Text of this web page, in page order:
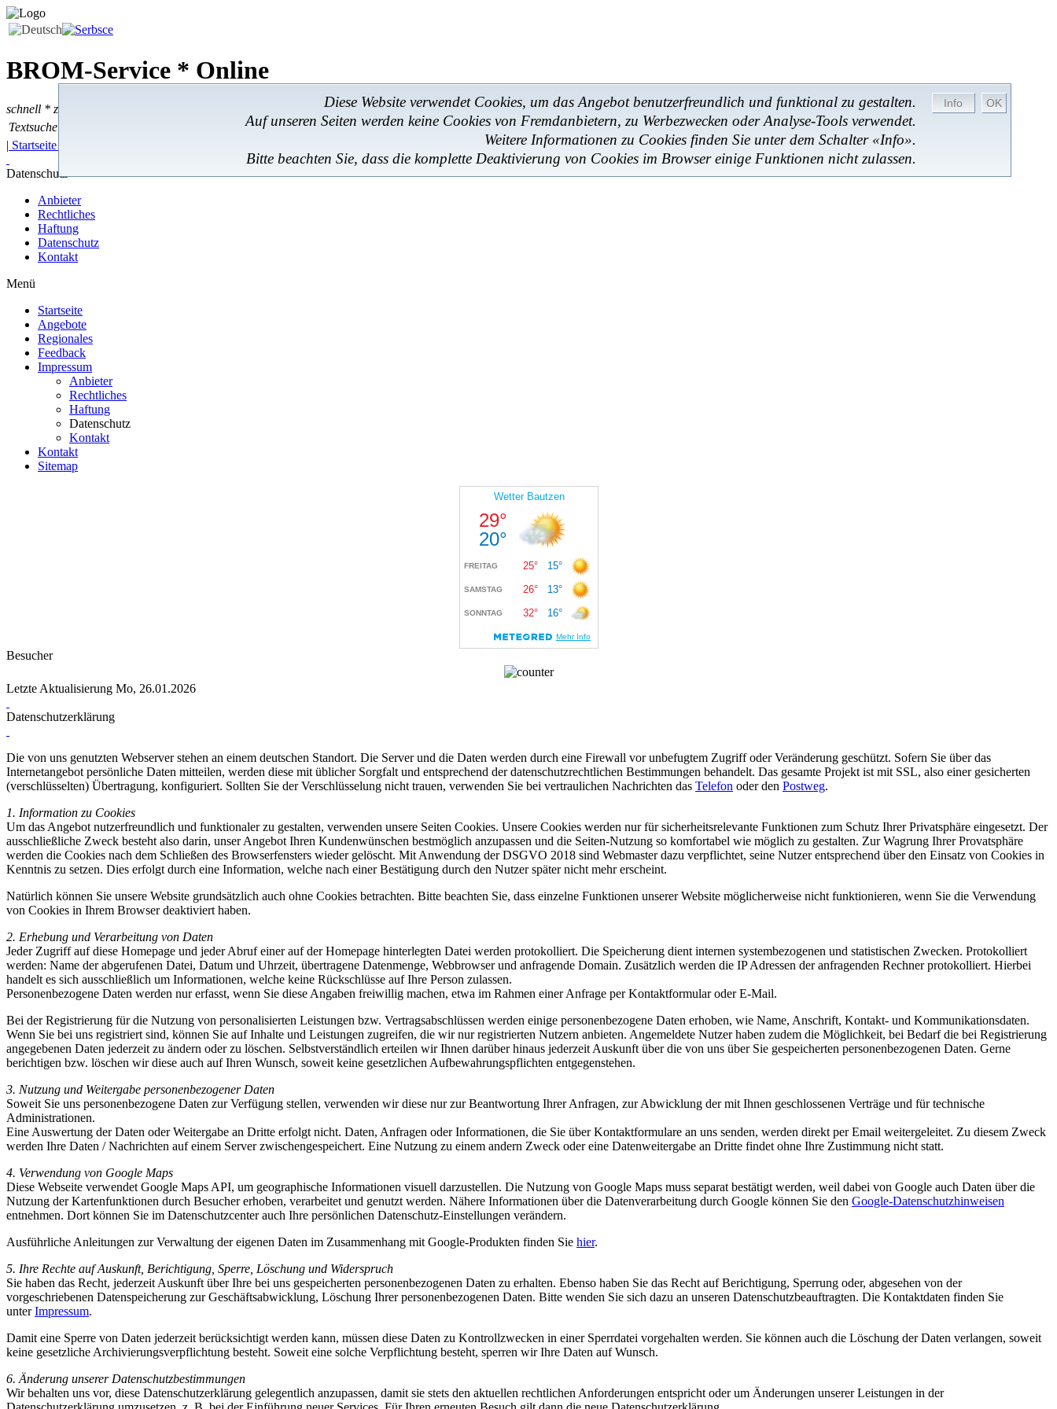
BROM-Service * Online
schnell * zuverlässig * kostengünstig
Diese Website verwendet Cookies, um das Angebot benutzerfreundlich und funktional zu gestalten.
Auf unseren Seiten werden keine Cookies von Fremdanbietern, zu Werbezwecken oder Analyse-Tools verwendet.
Weitere Informationen zu Cookies finden Sie unter dem Schalter «Info».
Bitte beachten Sie, dass die komplette Deaktivierung von Cookies im Browser einige Funktionen nicht zulassen.
Textsuche:
Textsuche
| Startseite
Datenschutz
Anbieter
Rechtliches
Haftung
Datenschutz
Kontakt
Menü
Startseite
Angebote
Regionales
Feedback
Impressum
Anbieter
Rechtliches
Haftung
Datenschutz
Kontakt
Kontakt
Sitemap
Besucher
Letzte Aktualisierung Mo, 26.01.2026
Datenschutzerklärung
Die von uns genutzten Webserver stehen an einem deutschen Standort. Die Server und die Daten werden durch eine Firewall vor unbefugtem Zugriff oder Veränderung geschützt. Sofern Sie über das
Internetangebot persönliche Daten mitteilen, werden diese mit üblicher Sorgfalt und entsprechend der datenschutzrechtlichen Bestimmungen behandelt. Das gesamte Projekt ist mit SSL, also einer gesicherten
(verschlüsselten) Übertragung, konfiguriert. Sollten Sie der Verschlüsselung nicht trauen, verwenden Sie bei vertraulichen Nachrichten das Telefon oder den Postweg.
1. Information zu Cookies
Um das Angebot nutzerfreundlich und funktionaler zu gestalten, verwenden unsere Seiten Cookies. Unsere Cookies werden nur für sicherheitsrelevante Funktionen zum Schutz Ihrer Privatsphäre eingesetzt. Der
ausschließliche Zweck besteht also darin, unser Angebot Ihren Kundenwünschen bestmöglich anzupassen und die Seiten-Nutzung so komfortabel wie möglich zu gestalten. Zur Wagrung Ihrer Provatsphäre
werden die Cookies nach dem Schließen des Browserfensters wieder gelöscht. Mit Anwendung der DSGVO 2018 sind Webmaster dazu verpflichtet, seine Nutzer entsprechend über den Einsatz von Cookies in
Kenntnis zu setzen. Dies erfolgt durch eine Information, welche nach einer Bestätigung durch den Nutzer später nicht mehr erscheint.
Natürlich können Sie unsere Website grundsätzlich auch ohne Cookies betrachten. Bitte beachten Sie, dass einzelne Funktionen unserer Website möglicherweise nicht funktionieren, wenn Sie die Verwendung
von Cookies in Ihrem Browser deaktiviert haben.
2. Erhebung und Verarbeitung von Daten
Jeder Zugriff auf diese Homepage und jeder Abruf einer auf der Homepage hinterlegten Datei werden protokolliert. Die Speicherung dient internen systembezogenen und statistischen Zwecken. Protokolliert
werden: Name der abgerufenen Datei, Datum und Uhrzeit, übertragene Datenmenge, Webbrowser und anfragende Domain. Zusätzlich werden die IP Adressen der anfragenden Rechner protokolliert. Hierbei
handelt es sich ausschließlich um Informationen, welche keine Rückschlüsse auf Ihre Person zulassen.
Personenbezogene Daten werden nur erfasst, wenn Sie diese Angaben freiwillig machen, etwa im Rahmen einer Anfrage per Kontaktformular oder E-Mail.
Bei der Registrierung für die Nutzung von personalisierten Leistungen bzw. Vertragsabschlüssen werden einige personenbezogene Daten erhoben, wie Name, Anschrift, Kontakt- und Kommunikationsdaten.
Wenn Sie bei uns registriert sind, können Sie auf Inhalte und Leistungen zugreifen, die wir nur registrierten Nutzern anbieten. Angemeldete Nutzer haben zudem die Möglichkeit, bei Bedarf die bei Registrierung
angegebenen Daten jederzeit zu ändern oder zu löschen. Selbstverständlich erteilen wir Ihnen darüber hinaus jederzeit Auskunft über die von uns über Sie gespeicherten personenbezogenen Daten. Gerne
berichtigen bzw. löschen wir diese auch auf Ihren Wunsch, soweit keine gesetzlichen Aufbewahrungspflichten entgegenstehen.
3. Nutzung und Weitergabe personenbezogener Daten
Soweit Sie uns personenbezogene Daten zur Verfügung stellen, verwenden wir diese nur zur Beantwortung Ihrer Anfragen, zur Abwicklung der mit Ihnen geschlossenen Verträge und für technische
Administrationen.
Eine Auswertung der Daten oder Weitergabe an Dritte erfolgt nicht. Daten, Anfragen oder Informationen, die Sie über Kontaktformulare an uns senden, werden direkt per Email weitergeleitet. Zu diesem Zweck
werden Ihre Daten / Nachrichten auf einem Server zwischengespeichert. Eine Nutzung zu einem andern Zweck oder eine Datenweitergabe an Dritte findet ohne Ihre Zustimmung nicht statt.
4. Verwendung von Google Maps
Diese Webseite verwendet Google Maps API, um geographische Informationen visuell darzustellen. Die Nutzung von Google Maps muss separat bestätigt werden, weil dabei von Google auch Daten über die
Nutzung der Kartenfunktionen durch Besucher erhoben, verarbeitet und genutzt werden. Nähere Informationen über die Datenverarbeitung durch Google können Sie den Google-Datenschutzhinweisen
entnehmen. Dort können Sie im Datenschutzcenter auch Ihre persönlichen Datenschutz-Einstellungen verändern.
Ausführliche Anleitungen zur Verwaltung der eigenen Daten im Zusammenhang mit Google-Produkten finden Sie hier.
5. Ihre Rechte auf Auskunft, Berichtigung, Sperre, Löschung und Widerspruch
Sie haben das Recht, jederzeit Auskunft über Ihre bei uns gespeicherten personenbezogenen Daten zu erhalten. Ebenso haben Sie das Recht auf Berichtigung, Sperrung oder, abgesehen von der
vorgeschriebenen Datenspeicherung zur Geschäftsabwicklung, Löschung Ihrer personenbezogenen Daten. Bitte wenden Sie sich dazu an unseren Datenschutzbeauftragten. Die Kontaktdaten finden Sie
unterImpressum.
Damit eine Sperre von Daten jederzeit berücksichtigt werden kann, müssen diese Daten zu Kontrollzwecken in einer Sperrdatei vorgehalten werden. Sie können auch die Löschung der Daten verlangen, soweit
keine gesetzliche Archivierungsverpflichtung besteht. Soweit eine solche Verpflichtung besteht, sperren wir Ihre Daten auf Wunsch.
6. Änderung unserer Datenschutzbestimmungen
Wir behalten uns vor, diese Datenschutzerklärung gelegentlich anzupassen, damit sie stets den aktuellen rechtlichen Anforderungen entspricht oder um Änderungen unserer Leistungen in der